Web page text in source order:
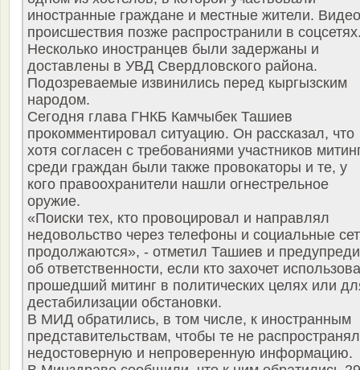
иностранные граждане и местные жители. Видео
происшествия позже распространили в
Несколько иностранцев были задержаны и
доставлены в УВД Свердловского района.
Подозреваемые извинились перед кыргызским
народом.
Сегодня глава ГНКБ Камчыбек Ташиев
прокомментировал ситуацию. Он рассказал, что
хотя согласен с требованиями участников
среди граждан были также провокаторы и те, у
кого правоохранители нашли огнестрельное
оружие.
«Поиски тех, кто провоцировал и направлял
недовольство через телефоны и социальные
продолжаются», - отметил Ташиев и
об ответственности, если кто захочет
прошедший митинг в политических целях или
дестабилизации обстановки.
В МИД обратились, в том числе, к иностранным
представительствам, чтобы те не
недостоверную и непроверенную информацию.